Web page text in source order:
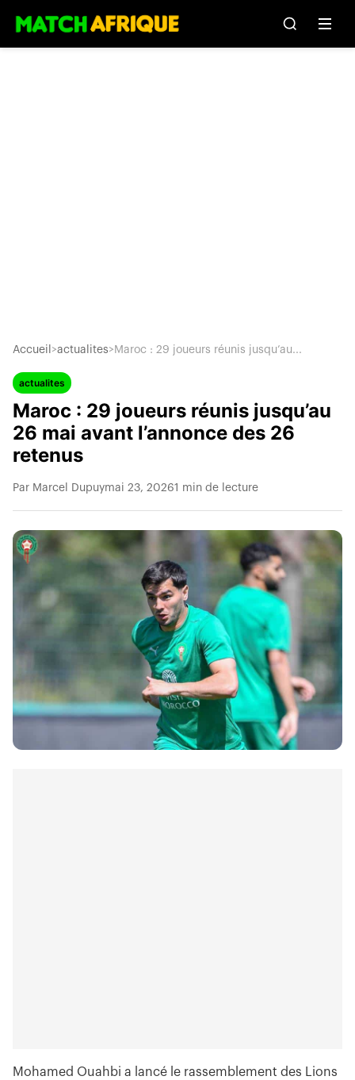
Accueil >actualites> Maroc : 29 joueurs réunis jusqu’au...
actualites
Maroc : 29 joueurs réunis jusqu’au
26 mai avant l’annonce des 26
retenus
Par Marcel Dupuymai 23, 20261 min de lecture
Mohamed Ouahbi a lancé le rassemblement des Lions